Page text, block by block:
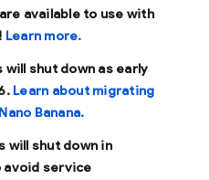
available to use with
Learn more.
will shut down as early
. Learn about migrating
Banana.
will shut down in
avoid service